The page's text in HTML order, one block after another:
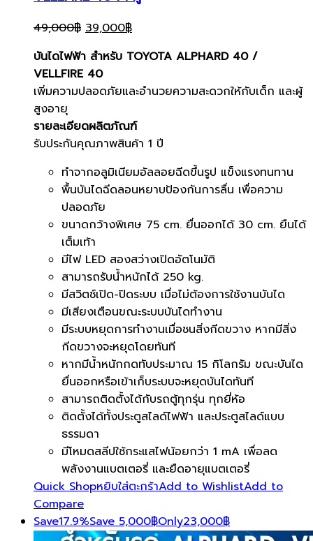
49,000฿ Original
was:
49,000฿.
39,000฿Current
is:
บันไดไฟฟ้า สำหรับ TOYOTA ALPHARD 40 /
VELLFIRE 40
เพิ่มความปลอดภัยและอำนวยความสะดวกให้กับเด็ก และผู้
สูงอายุ
รายละเอียดผลิตภัณฑ์
รับประกันคุณภาพสินค้า 1 ปี
ทำจากอลูมิเนียมอัลลอยฉีดขึ้นรูป แข็งแรงทนทาน
พื้นบันไดฉีดลอนหยาบป้องกันการลื่น เพื่อความ
ปลอดภัย
ขนาดกว้างพิเศษ 75 cm. ยื่นออกได้ 30 cm. ยืนได้
เต็มเท้า
มีไฟ LED สองสว่างเปิดอัตโนมัติ
สามารถรับน้ำหนักได้ 250 kg.
มีสวิตช์เปิด-ปิดระบบ เมื่อไม่ต้องการใช้งานบันได
มีเสียงเตือนขณะระบบบันไดทำงาน
มีระบบหยุดการทำงานเมื่อชนสิ่งกีดขวาง หากมีสิ่ง
กีดขวางจะหยุดโดยทันที
หากมีน้ำหนักกดทับประมาณ 15 กิโลกรัม ขณะบันได
ยื่นออกหรือเข้าเก็บระบบจะหยุดบันไดทันที
สามารถติดตั้งได้กับรถตู้ทุกรุ่น ทุกยี่ห้อ
ติดตั้งได้ทั้งประตูสไลด์ไฟฟ้า และประตูสไลด์แบบ
ธรรมดา
มีโหมดสลีปใช้กระแสไฟน้อยกว่า 1 mA เพื่อลด
พลังงานแบตเตอรี่ และยืดอายุแบตเตอรี่
Quick Shopหยิบใส่ตะกร้าAdd to WishlistAdd to
Compare
Save17.9%Save 5,000฿Only23,000฿